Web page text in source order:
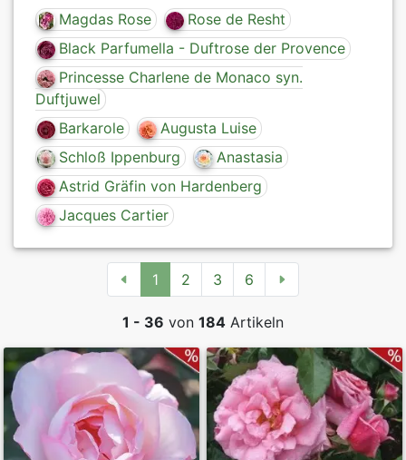
Magdas Rose
Rose de Resht
Black Parfumella - Duftrose der Provence
Princesse Charlene de Monaco syn.
Duftjuwel
Barkarole
Augusta Luise
Schloß Ippenburg
Anastasia
Astrid Gräfin von Hardenberg
Jacques Cartier
1 2 3 6
1 - 36 von 184 Artikeln